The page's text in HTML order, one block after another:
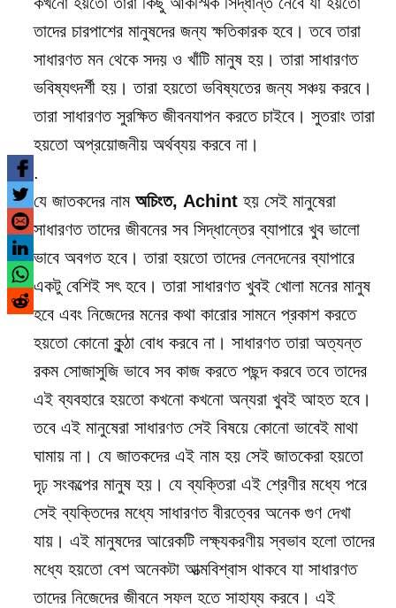
তাদের চারপাশের মানুষদের জন্য ক্ষতিকারক হবে। তবে তারা
সাধারণত মন থেকে সদয় ও খাঁটি মানুষ হয়। তারা সাধারণত
ভবিষ্যৎদর্শী হয়। তারা হয়তো ভবিষ্যতের জন্য সঞ্চয় করবে।
তারা সাধারণত সুরক্ষিত জীবনযাপন করতে চাইবে। সুতরাং তারা
হয়তো অপ্রয়োজনীয় অর্থব্যয় করবে না।
.
যে জাতকদের নামঅচিংত, Achint হয় সেই মানুষেরা
সাধারণত তাদের জীবনের সব সিদ্ধান্তের ব্যাপারে খুব ভালো
ভাবে অবগত হবে। তারা হয়তো তাদের লেনদেনের ব্যাপারে
একটু বেশিই সৎ হবে। তারা সাধারণত খুবই খোলা মনের মানুষ
হবে এবং নিজেদের মনের কথা কারোর সামনে প্রকাশ করতে
হয়তো কোনো কুন্ঠা বোধ করবে না। সাধারণত তারা অত্যন্ত
রকম সোজাসুজি ভাবে সব কাজ করতে পছন্দ করবে তবে তাদের
এই ব্যবহারে হয়তো কখনো কখনো অন্যরা খুবই আহত হবে।
তবে এই মানুষেরা সাধারণত সেই বিষয়ে কোনো ভাবেই মাথা
ঘামায় না। যে জাতকদের এই নাম হয় সেই জাতকেরা হয়তো
দৃঢ় সংকল্পের মানুষ হয়। যে ব্যক্তিরা এই শ্রেণীর মধ্যে পরে
সেই ব্যক্তিদের মধ্যে সাধারণত বীরত্বের অনেক গুণ দেখা
যায়। এই মানুষদের আরেকটি লক্ষ্যকরণীয় স্বভাব হলো তাদের
মধ্যে হয়তো বেশ অনেকটা আত্মবিশ্বাস থাকবে যা সাধারণত
তাদের নিজেদের জীবনে সফল হতে সাহায্য করবে। এই